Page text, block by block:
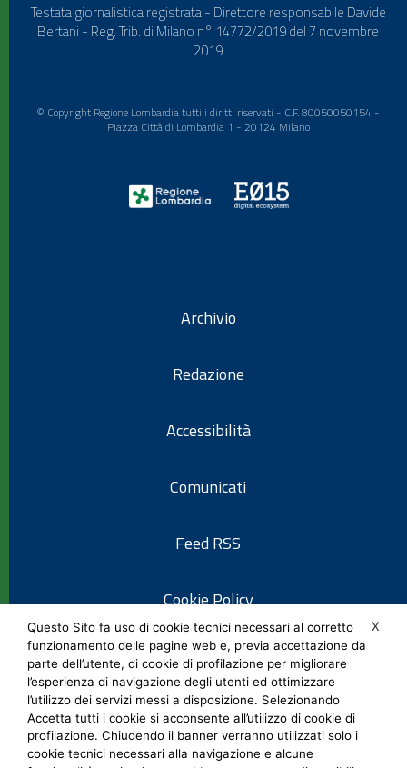
Testata giornalistica registrata - Direttore responsabile Davide
Bertani - Reg. Trib. di Milano n° 14772/2019 del 7 novembre
2019
© Copyright Regione Lombardia tutti i diritti riservati - C.F. 80050050154 -
Piazza Città di Lombardia 1 - 20124 Milano
Archivio
Redazione
Accessibilità
Comunicati
Feed RSS
Cookie Policy
Informativa privacy
Note legali
X
Questo Sito fa uso di cookie tecnici necessari al corretto
funzionamento delle pagine web e, previa accettazione da
parte dell’utente, di cookie di profilazione per migliorare
l’esperienza di navigazione degli utenti ed ottimizzare
l’utilizzo dei servizi messi a disposizione. Selezionando
Accetta tutti i cookie si acconsente all’utilizzo di cookie di
profilazione. Chiudendo il banner verranno utilizzati solo i
cookie tecnici necessari alla navigazione e alcune